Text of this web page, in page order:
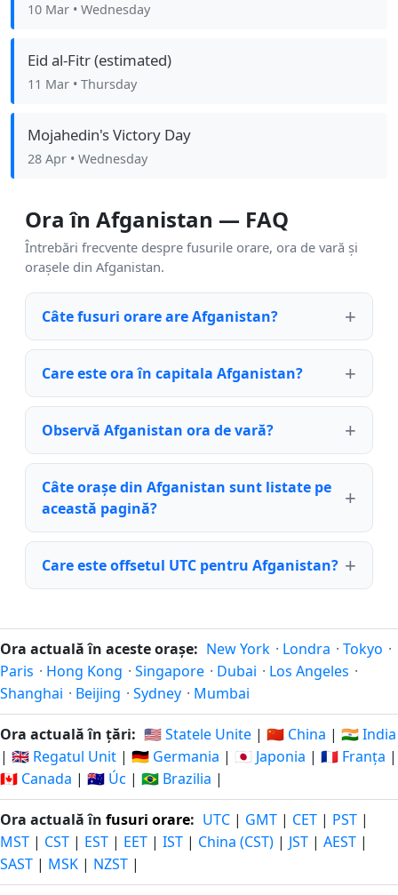
10 Mar • Wednesday
Eid al-Fitr (estimated)
11 Mar • Thursday
Mojahedin's Victory Day
28 Apr • Wednesday
Ora în Afganistan — FAQ
Întrebări frecvente despre fusurile orare, ora de vară și
orașele din Afganistan.
Câte fusuri orare are Afganistan?
Care este ora în capitala Afganistan?
Observă Afganistan ora de vară?
Câte orașe din Afganistan sunt listate pe
această pagină?
Care este offsetul UTC pentru Afganistan?
Ora actuală în aceste orașe: New York · Londra · Tokyo ·
Paris · Hong Kong · Singapore · Dubai · Los Angeles ·
Shanghai · Beijing · Sydney · Mumbai
Ora actuală în țări: 🇺🇸 Statele Unite | 🇨🇳 China | 🇮🇳 India
| 🇬🇧 Regatul Unit | 🇩🇪 Germania | 🇯🇵 Japonia | 🇫🇷 Franța |
🇨🇦 Canada | 🇦🇺 Úc | 🇧🇷 Brazilia |
Ora actuală în fusuri orare: UTC | GMT | CET | PST |
MST | CST | EST | EET | IST | China (CST) | JST | AEST |
SAST | MSK | NZST |